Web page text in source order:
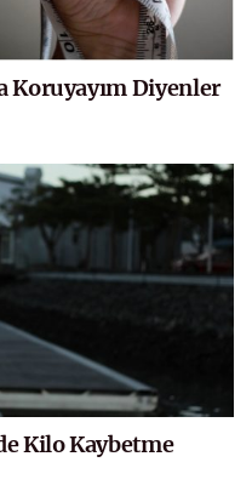
Koruyayım Diyenler
Kilo Kaybetme